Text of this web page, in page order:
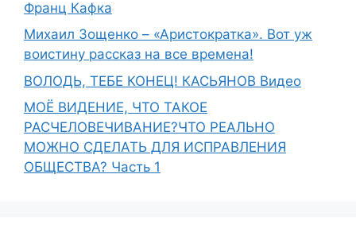
Франц Кафка
Михаил Зощенко – «Аристократка». Вот уж
воистину рассказ на все времена!
ВОЛОДЬ, ТЕБЕ КОНЕЦ! КАСЬЯНОВ Видео
МОЁ ВИДЕНИЕ, ЧТО ТАКОЕ
РАСЧЕЛОВЕЧИВАНИЕ?ЧТО РЕАЛЬНО
МОЖНО СДЕЛАТЬ ДЛЯ ИСПРАВЛЕНИЯ
ОБЩЕСТВА? Часть 1